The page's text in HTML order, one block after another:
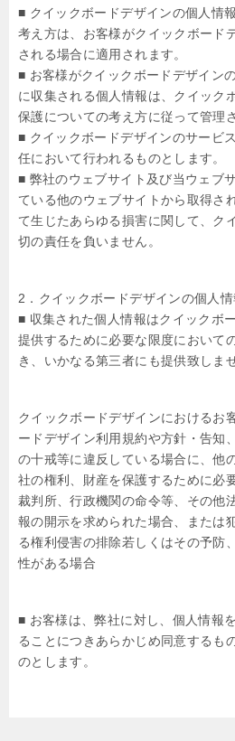
■ クイックボードデザインの個人情
考え方は、お客様がクイックボード
される場合に適用されます。
■ お客様がクイックボードデザイン
に収集される個人情報は、クイック
保護についての考え方に従って管理
■ クイックボードデザインのサービ
任において行われるものとします。
■ 弊社のウェブサイト及び当ウェブ
ている他のウェブサイトから取得さ
て生じたあらゆる損害に関して、ク
切の責任を負いません。
2．クイックボードデザインの個人
■ 収集された個人情報はクイックボ
提供するために必要な限度において
き、いかなる第三者にも提供致しませ
クイックボードデザインにおけるお
ードデザイン利用規約や方針・告知
の十戒等に違反している場合に、他
社の権利、財産を保護するために必
裁判所、行政機関の命令等、その他
報の開示を求められた場合、または
る権利侵害の排除若しくはその予防
性がある場合
■ お客様は、弊社に対し、個人情報
ることにつきあらかじめ同意するも
のとします。